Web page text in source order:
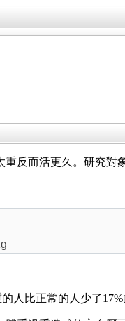
重反而活更久。研究對
人比正常的人少了17%